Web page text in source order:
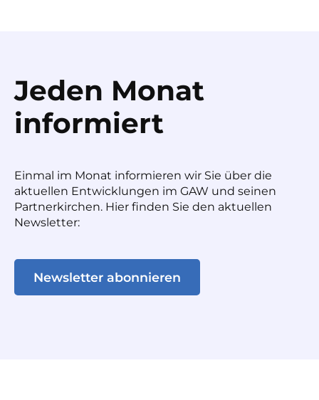
Jeden Monat
informiert
Einmal im Monat informieren wir Sie über die
aktuellen Entwicklungen im GAW und seinen
Partnerkirchen. Hier finden Sie den aktuellen
Newsletter:
Newsletter abonnieren